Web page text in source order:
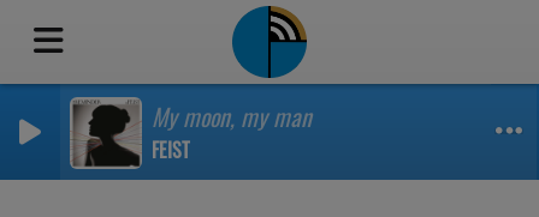
My moon, my man
FEIST